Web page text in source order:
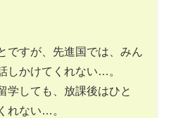
ですが、先進国では、みん
しかけてくれない…。
学しても、放課後はひと
れない…。